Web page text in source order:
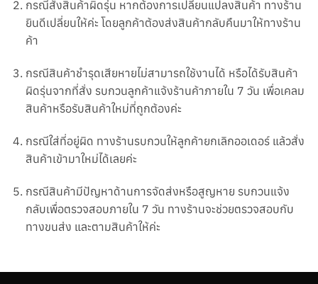
กรณีสั่งสินค้าผิดรุ่น หากต้องการเปลี่ยนแปลงสินค้า ทางร้าน
ยินดีเปลี่ยนให้ค่ะ โดยลูกค้าต้องส่งสินค้ากลับคืนมาให้ทางร้าน
ค้า
กรณีสินค้าชำรุดเสียหายไม่สามารถใช้งานได้ หรือได้รับสินค้า
ผิดรุ่นจากที่สั่ง รบกวนลูกค้าแจ้งร้านค้าภายใน 7 วัน เพื่อเคลม
สินค้าหรือรับสินค้าใหม่ที่ถูกต้องค่ะ
กรณีใส่ที่อยู่ผิด ทางร้านรบกวนให้ลูกค้ายกเลิกออเดอร์ แล้วสั่ง
สินค้าเข้ามาใหม่ได้เลยค่ะ
กรณีสินค้ามีปัญหาด้านการจัดส่งหรือสูญหาย รบกวนแจ้ง
กลับเพื่อตรวจสอบภายใน 7 วัน ทางร้านจะช่วยตรวจสอบกับ
ทางขนส่ง และตามสินค้าให้ค่ะ